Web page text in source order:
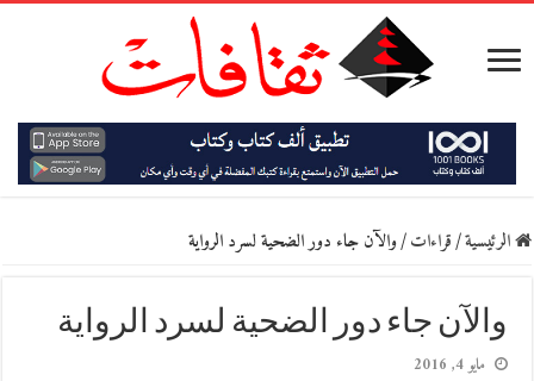
الرئيسية/قراءات/والآن جاء دور الضحية لسرد الرواية
والآن جاء دور الضحية لسرد الرواية
مايو 4, 2016